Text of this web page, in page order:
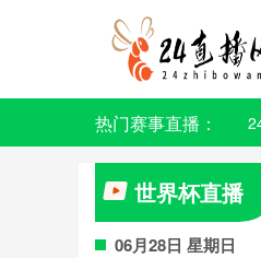
热门赛事直播：
世界杯直播
06月28日 星期日